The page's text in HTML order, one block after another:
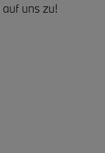
uns zu!